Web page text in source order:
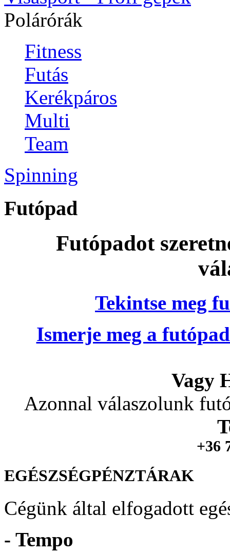
Polárórák
Fitness
Futás
Kerékpáros
Multi
Team
Spinning
Futópad
Futópadot
Tekintse meg
Ismerje meg a
Vagy
Azonnal válaszolunk
+36
EGÉSZSÉGPÉNZTÁRAK
Cégünk által elfogadott
- Tempo